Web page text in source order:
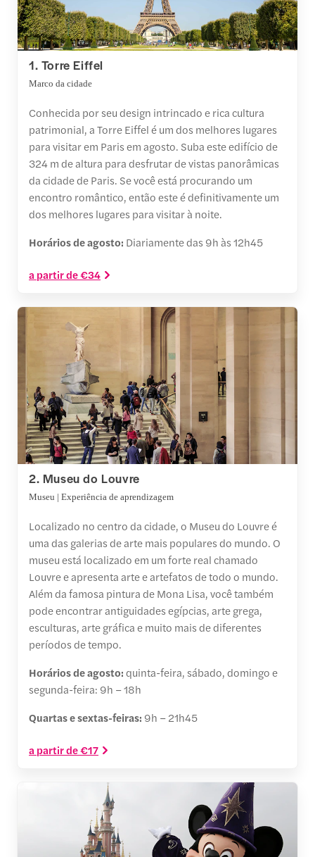
1. Torre Eiffel
Marco da cidade
Conhecida por seu design intrincado e rica cultura
patrimonial, a Torre Eiffel é um dos melhores lugares
para visitar em Paris em agosto. Suba este edifício de
324 m de altura para desfrutar de vistas panorâmicas
da cidade de Paris. Se você está procurando um
encontro romântico, então este é definitivamente um
dos melhores lugares para visitar à noite.
Horários de agosto: Diariamente das 9h às 12h45
a partir de €34
2. Museu do Louvre
Museu | Experiência de aprendizagem
Localizado no centro da cidade, o Museu do Louvre é
uma das galerias de arte mais populares do mundo. O
museu está localizado em um forte real chamado
Louvre e apresenta arte e artefatos de todo o mundo.
Além da famosa pintura de Mona Lisa, você também
pode encontrar antiguidades egípcias, arte grega,
esculturas, arte gráfica e muito mais de diferentes
períodos de tempo.
Horários de agosto:quinta-feira, sábado, domingo e
segunda-feira: 9h – 18h
Quartas e sextas-feiras: 9h – 21h45
a partir de €17